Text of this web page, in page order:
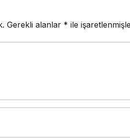
Gerekli alanlar * ile